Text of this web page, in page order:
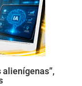
alienígenas”,